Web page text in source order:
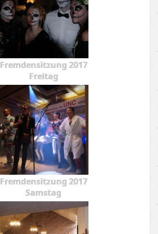
Fremdensitzung 2017
Freitag
Fremdensitzung 2017
Samstag